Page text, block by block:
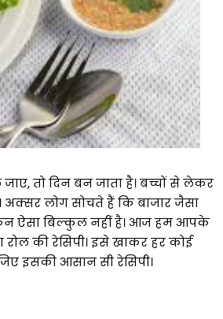
तो दिन बन जाता है। बच्चों से लेकर
लोग सोचते हैं कि बाजार जैसा
ऐसा बिल्कुल नहीं है। आज हम आपके
की रेसिपी। इसे खाकर हर कोई
इसकी आसान सी रेसिपी।